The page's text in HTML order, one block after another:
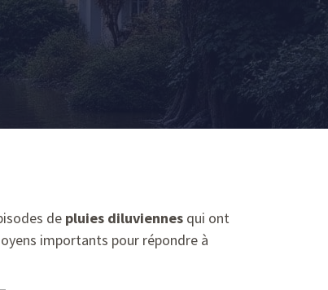
de pluies diluviennes qui ont
importants pour répondre à